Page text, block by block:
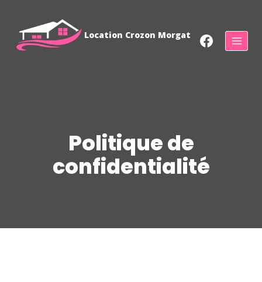
Location Crozon Morgat
Politique de
confidentialité